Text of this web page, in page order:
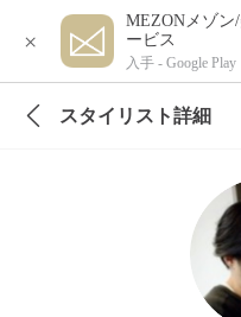
×
MEZONメゾン
ービス
入手 - Google Play
スタイリスト詳細